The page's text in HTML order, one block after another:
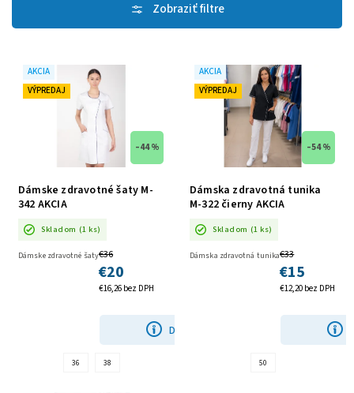
Najpredávanejšie
AKCIA
VÝPREDAJ
–44 %
Dámske zdravotné šaty M-
342 AKCIA
Skladom (1 ks)
€16,26 bez DPH
€36
€20
DETAIL
Dámske zdravotné šaty
36 38
AKCIA
VÝPREDAJ
–54 %
Dámska zdravotná tunika
M-322 čierny AKCIA
Skladom (1 ks)
€12,20 bez DPH
€33
€15
Dámska zdravotná tunika
50